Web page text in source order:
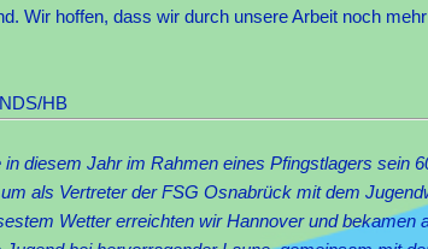
Wir hoffen, dass wir durch unsere Arbeit noch
NDS/HB
diesem Jahr im Rahmen eines Pfingstlagers sein
als Vertreter der FSG Osnabrück mit dem
Wetter erreichten wir Hannover und bekamen